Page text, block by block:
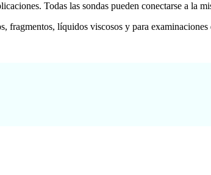
Todas las sondas pueden conectarse a la
fragmentos, líquidos viscosos y para